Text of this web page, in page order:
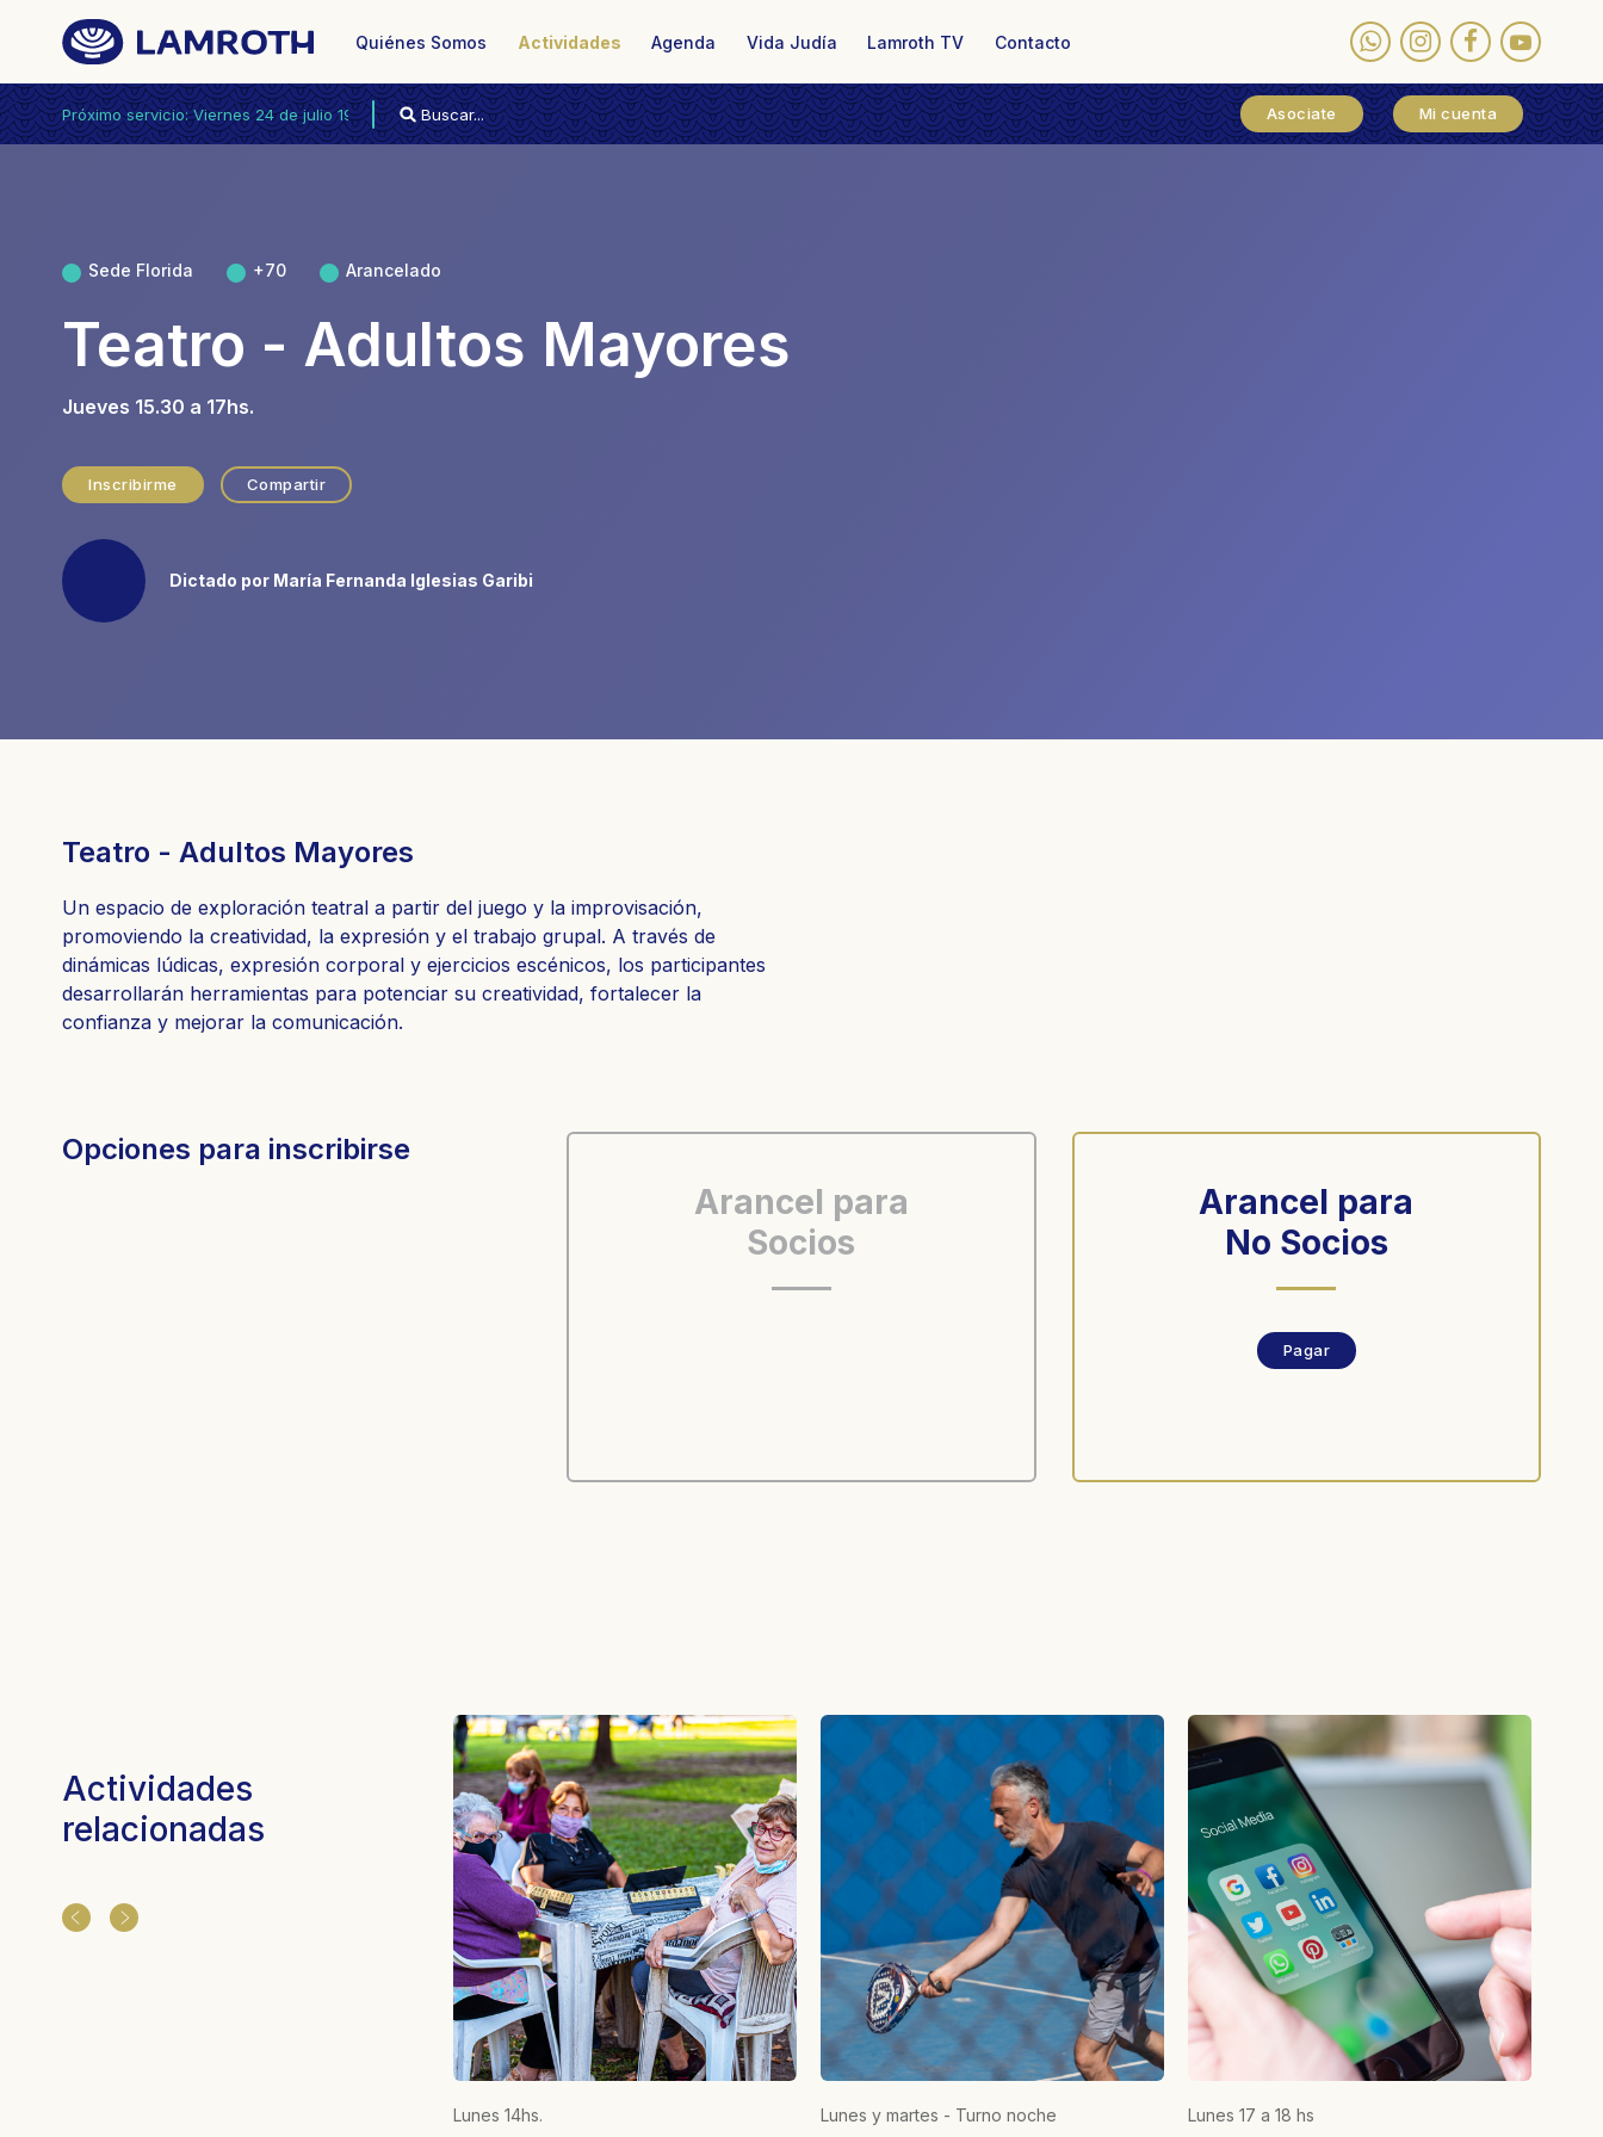
Quiénes Somos Actividades Agenda Vida Judía Lamroth TV Contacto
Próximo servicio: Viernes 24 de julio 19.15hs. Asociate Mi cuenta
Sede Florida +70 Arancelado
Teatro - Adultos Mayores
Jueves 15.30 a 17hs.
Inscribirme Compartir
Dictado por María Fernanda Iglesias Garibi
Teatro - Adultos Mayores
Un espacio de exploración teatral a partir del juego y la improvisación,
promoviendo la creatividad, la expresión y el trabajo grupal. A través de
dinámicas lúdicas, expresión corporal y ejercicios escénicos, los participantes
desarrollarán herramientas para potenciar su creatividad, fortalecer la
confianza y mejorar la comunicación.
Opciones para inscribirse
Arancel para
Socios
Arancel para
No Socios
Pagar
Actividades
relacionadas
Lunes 14hs. Lunes y martes - Turno noche Lunes 17 a 18 hs